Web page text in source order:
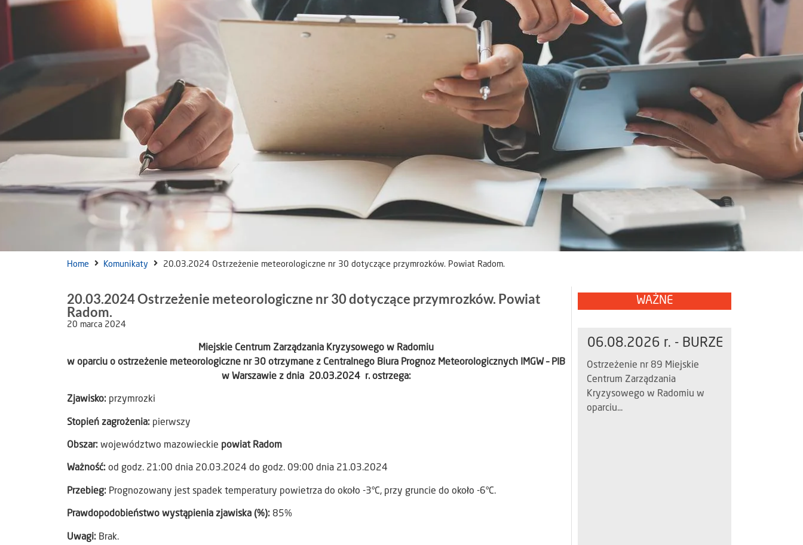
Home Komunikaty 20.03.2024 Ostrzeżenie meteorologiczne nr 30 dotyczące przymrozków. Powiat Radom.
20.03.2024 Ostrzeżenie meteorologiczne nr 30 dotyczące przymrozków. Powiat
Radom.
20 marca 2024
Miejskie Centrum Zarządzania Kryzysowego w Radomiu
w oparciu o ostrzeżenie meteorologiczne nr 30 otrzymane z Centralnego Biura Prognoz Meteorologicznych IMGW – PIB
w Warszawie z dnia 20.03.2024 r. ostrzega:
Zjawisko: przymrozki
Stopień zagrożenia: pierwszy
Obszar: województwo mazowieckie powiat Radom
Ważność: od godz. 21:00 dnia 20.03.2024 do godz. 09:00 dnia 21.03.2024
Przebieg: Prognozowany jest spadek temperatury powietrza do około -3°C, przy gruncie do około -6°C.
Prawdopodobieństwo wystąpienia zjawiska (%): 85%
Uwagi: Brak.
WAŻNE
06.08.2026 r. - BURZE
Ostrzeżenie nr 89 Miejskie
Centrum Zarządzania
Kryzysowego w Radomiu w
oparciu...